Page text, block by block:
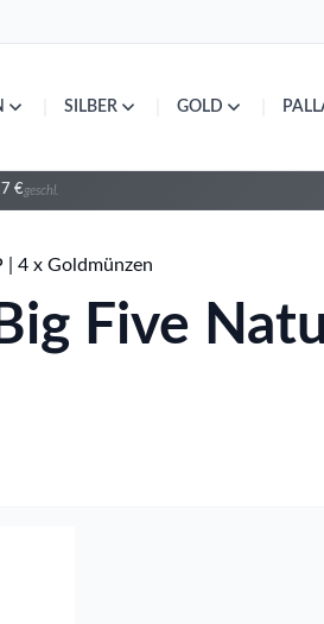
SILBER GOLD
€geschl.
| 4 x Goldmünzen
Five